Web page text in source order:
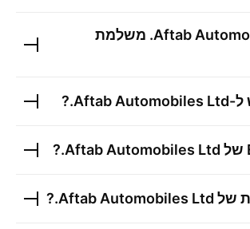
Aftab משלמת
ל-Aftab Automobiles Ltd.
?
Aftab Automobiles Ltd.
?
של Aftab Automobiles Ltd.
?